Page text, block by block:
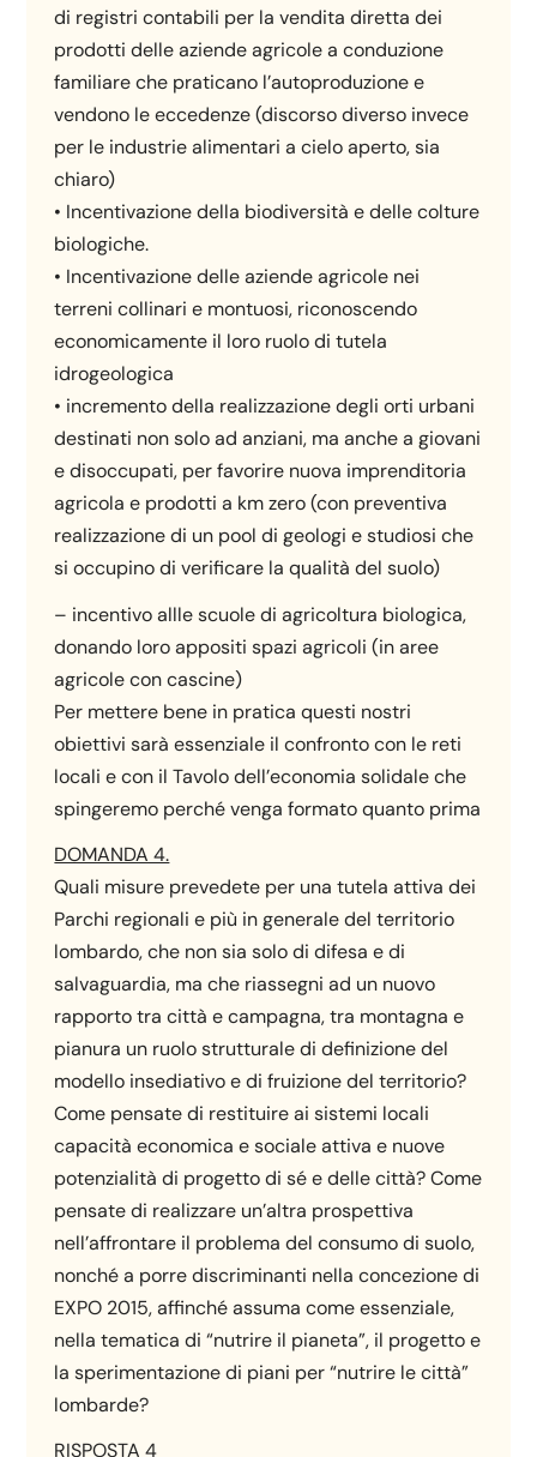
di registri contabili per la vendita diretta dei
prodotti delle aziende agricole a conduzione
familiare che praticano l’autoproduzione e
vendono le eccedenze (discorso diverso invece
per le industrie alimentari a cielo aperto, sia
chiaro)
• Incentivazione della biodiversità e delle colture
biologiche.
• Incentivazione delle aziende agricole nei
terreni collinari e montuosi, riconoscendo
economicamente il loro ruolo di tutela
idrogeologica
• incremento della realizzazione degli orti urbani
destinati non solo ad anziani, ma anche a giovani
e disoccupati, per favorire nuova imprenditoria
agricola e prodotti a km zero (con preventiva
realizzazione di un pool di geologi e studiosi che
si occupino di verificare la qualità del suolo)
– incentivo allle scuole di agricoltura biologica,
donando loro appositi spazi agricoli (in aree
agricole con cascine)
Per mettere bene in pratica questi nostri
obiettivi sarà essenziale il confronto con le reti
locali e con il Tavolo dell’economia solidale che
spingeremo perché venga formato quanto prima
DOMANDA 4.
Quali misure prevedete per una tutela attiva dei
Parchi regionali e più in generale del territorio
lombardo, che non sia solo di difesa e di
salvaguardia, ma che riassegni ad un nuovo
rapporto tra città e campagna, tra montagna e
pianura un ruolo strutturale di definizione del
modello insediativo e di fruizione del territorio?
Come pensate di restituire ai sistemi locali
capacità economica e sociale attiva e nuove
potenzialità di progetto di sé e delle città? Come
pensate di realizzare un’altra prospettiva
nell’affrontare il problema del consumo di suolo,
nonché a porre discriminanti nella concezione di
EXPO 2015, affinché assuma come essenziale,
nella tematica di “nutrire il pianeta”, il progetto e
la sperimentazione di piani per “nutrire le città”
lombarde?
RISPOSTA 4